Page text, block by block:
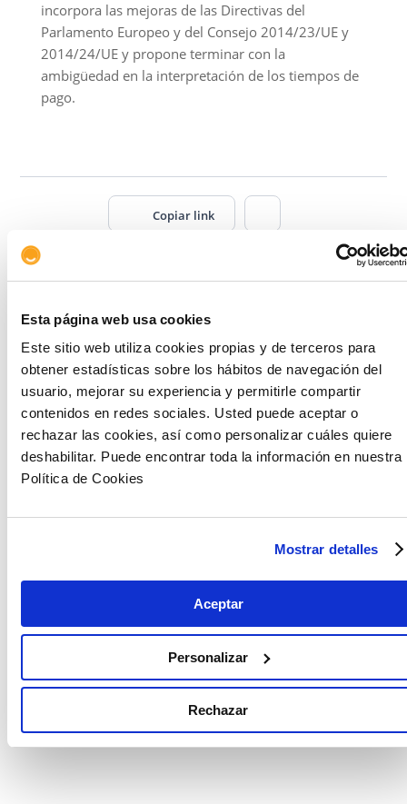
Esta página web usa cookies
Este sitio web utiliza cookies propias y de terceros para
obtener estadísticas sobre los hábitos de navegación del
usuario, mejorar su experiencia y permitirle compartir
contenidos en redes sociales. Usted puede aceptar o
rechazar las cookies, así como personalizar cuáles quiere
deshabilitar. Puede encontrar toda la información en nuestra
Política de Cookies
Mostrar detalles
Aceptar
Personalizar
Rechazar
incorpora las mejoras de las Directivas del
Parlamento Europeo y del Consejo 2014/23/UE y
2014/24/UE y propone terminar con la
ambigüedad en la interpretación de los tiempos de
pago.
Copiar link
Artículos relacionados